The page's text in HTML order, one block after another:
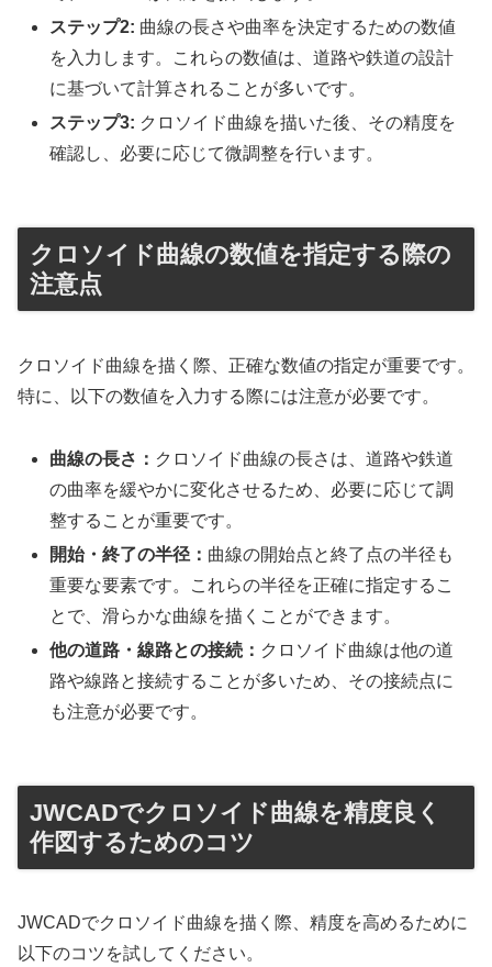
ステップ2: 曲線の長さや曲率を決定するための数値
を入力します。これらの数値は、道路や鉄道の設計
に基づいて計算されることが多いです。
ステップ3: クロソイド曲線を描いた後、その精度を
確認し、必要に応じて微調整を行います。
クロソイド曲線の数値を指定する際の
注意点
クロソイド曲線を描く際、正確な数値の指定が重要です。
特に、以下の数値を入力する際には注意が必要です。
曲線の長さ： クロソイド曲線の長さは、道路や鉄道
の曲率を緩やかに変化させるため、必要に応じて調
整することが重要です。
開始・終了の半径： 曲線の開始点と終了点の半径も
重要な要素です。これらの半径を正確に指定するこ
とで、滑らかな曲線を描くことができます。
他の道路・線路との接続： クロソイド曲線は他の道
路や線路と接続することが多いため、その接続点に
も注意が必要です。
JWCADでクロソイド曲線を精度良く
作図するためのコツ
JWCADでクロソイド曲線を描く際、精度を高めるために
以下のコツを試してください。